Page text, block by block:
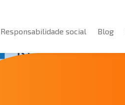
Responsabilidade social Blog